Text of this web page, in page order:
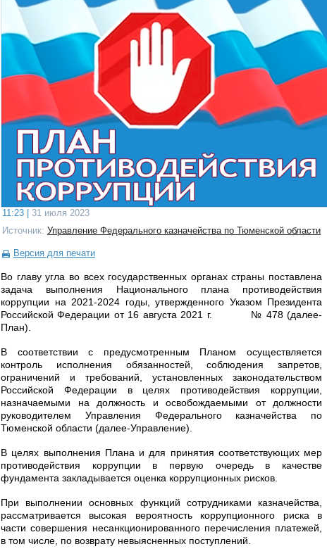
11:23 |
31 июля 2023
Источник: Управление Федерального казначейства по Тюменской области
Версия для печати
Во главу угла во всех государственных органах страны поставлена
задача выполнения Национального плана противодействия
коррупции на 2021-2024 годы, утвержденного Указом Президента
Российской Федерации от 16 августа 2021 г. № 478 (далее-
План).
В соответствии с предусмотренным Планом осуществляется
контроль исполнения обязанностей, соблюдения запретов,
ограничений и требований, установленных законодательством
Российской Федерации в целях противодействия коррупции,
назначаемыми на должность и освобождаемыми от должности
руководителем Управления Федерального казначейства по
Тюменской области (далее-Управление).
В целях выполнения Плана и для принятия соответствующих мер
противодействия коррупции в первую очередь в качестве
фундамента закладывается оценка коррупционных рисков.
При выполнении основных функций сотрудниками казначейства,
рассматривается высокая вероятность коррупционного риска в
части совершения несанкционированного перечисления платежей,
в том числе, по возврату невыясненных поступлений.